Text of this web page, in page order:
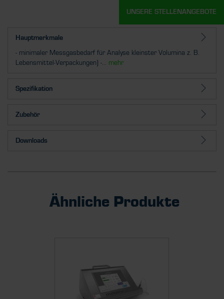
Hauptmerkmale
- minimaler Messgasbedarf für Analyse kleinster Volumina z. B.
Lebensmittel-Verpackungen) -... mehr
Spezifikation
Zubehör
Downloads
Ähnliche Produkte
UNSERE STELLENANGEBOTE